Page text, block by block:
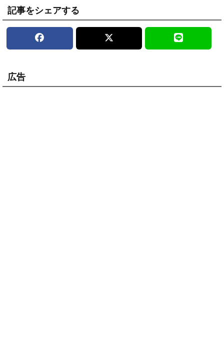
記事をシェアする
広告